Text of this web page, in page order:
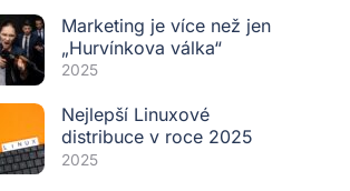
Marketing je více než jen
„Hurvínkova válka“
2025
Nejlepší Linuxové
distribuce v roce 2025
2025